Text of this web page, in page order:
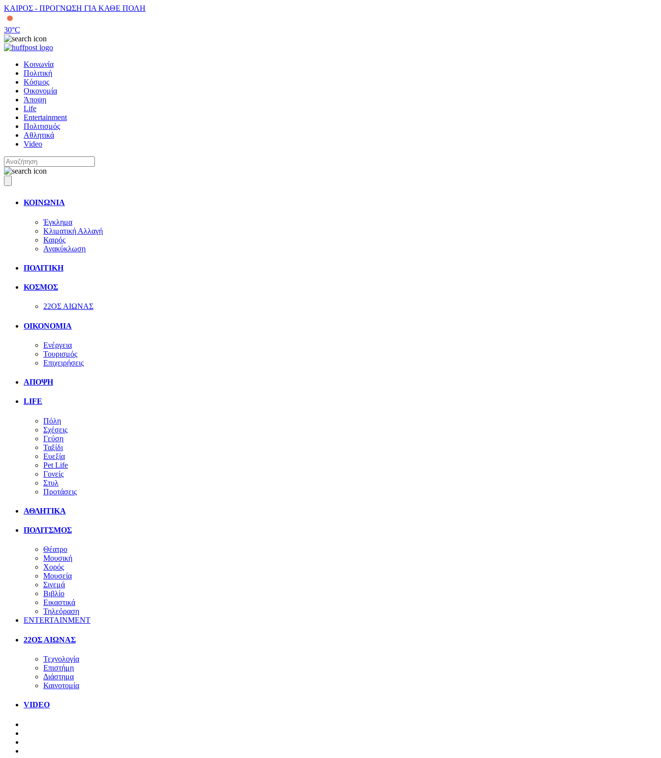
ΚΑΙΡΟΣ - ΠΡΟΓΝΩΣΗ ΓΙΑ ΚΑΘΕ ΠΟΛΗ
30°C
Κοινωνία
Πολιτική
Κόσμος
Οικονομία
Άποψη
Life
Entertainment
Πολιτισμός
Αθλητικά
Video
ΚΟΙΝΩΝΙΑ
Έγκλημα
Κλιματική Αλλαγή
Καιρός
Ανακύκλωση
ΠΟΛΙΤΙΚΗ
ΚΟΣΜΟΣ
22ΟΣ ΑΙΩΝΑΣ
ΟΙΚΟΝΟΜΙΑ
Ενέργεια
Τουρισμός
Επιχειρήσεις
ΑΠΟΨΗ
LIFE
Πόλη
Σχέσεις
Γεύση
Ταξίδι
Ευεξία
Pet Life
Γονείς
Στυλ
Προτάσεις
ΑΘΛΗΤΙΚΑ
ΠΟΛΙΤΣΜΟΣ
Θέατρο
Μουσική
Χορός
Μουσεία
Σινεμά
Βιβλίο
Εικαστικά
Τηλεόραση
ENTERTAINMENT
22ΟΣ ΑΙΩΝΑΣ
Τεχνολογία
Επιστήμη
Διάστημα
Καινοτομία
VIDEO